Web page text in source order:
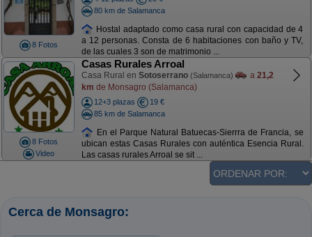
8 Fotos
80 km de Salamanca
Hostal adaptado como casa rural con capacidad de 4
a 12 personas. Consta de 6 habitaciones con baño y TV,
de las cuales 3 son de matrimonio ...
8 Fotos
Video
Casas Rurales Arroal
Casa Rural en Sotoserrano (Salamanca) a 21,2
km de Monsagro (Salamanca)
12+3 plazas
19 €
85 km de Salamanca
En el Parque Natural Batuecas-Sierrra de Francia, se
ubican estas Casas Rurales con auténtica Esencia Rural.
Las casas rurales Arroal se sit ...
Cerca de Monsagro: